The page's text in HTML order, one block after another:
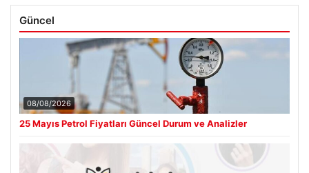
Güncel
08/08/2026
25 Mayıs Petrol Fiyatları Güncel Durum ve Analizler